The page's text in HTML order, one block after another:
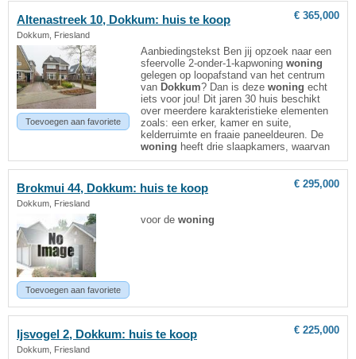
Altenastreek 10, Dokkum: huis te koop
Dokkum, Friesland
€ 365,000
Toevoegen aan favoriete
Aanbiedingstekst Ben jij opzoek naar een
sfeervolle 2-onder-1-kapwoningwoning
gelegen op loopafstand van het centrum
van Dokkum? Dan is dezewoning echt
iets voor jou! Dit jaren 30 huis beschikt
over meerdere karakteristieke elementen
zoals: een erker, kamer en suite,
kelderruimte en fraaie paneeldeuren. De
woning heeft drie slaapkamers, waarvan
Brokmui 44, Dokkum: huis te koop
Dokkum, Friesland
€ 295,000
Toevoegen aan favoriete
voor dewoning
Ijsvogel 2, Dokkum: huis te koop
Dokkum, Friesland
€ 225,000